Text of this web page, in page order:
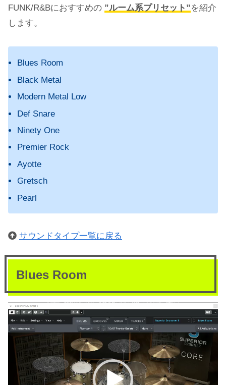
FUNK/R&Bにおすすめの ”ルーム系プリセット”を紹介
します。
Blues Room
Black Metal
Modern Metal Low
Def Snare
Ninety One
Premier Rock
Ayotte
Gretsch
Pearl
サウンドタイプ一覧に戻る
Blues Room
動
画
プ
レ